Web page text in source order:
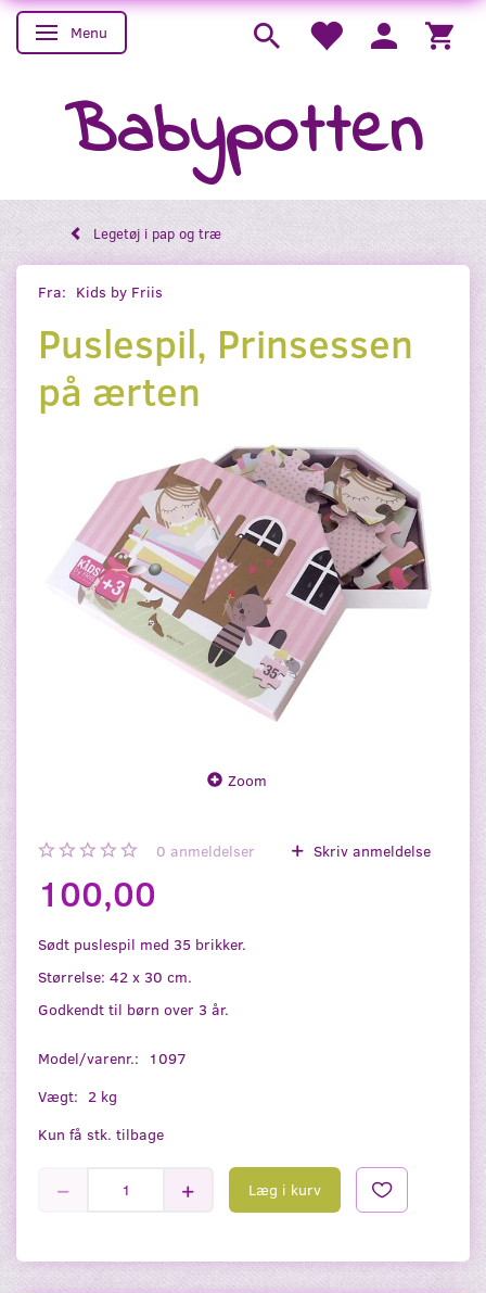
Skifte navigation
Menu
Babypotten
Legetøj i pap og træ
Fra: Kids by Friis
Puslespil, Prinsessen
på ærten
Zoom
0 anmeldelser Skriv anmeldelse
100,00
Sødt puslespil med 35 brikker.
Størrelse: 42 x 30 cm.
Godkendt til børn over 3 år.
Model/varenr.:
1097
Vægt: 2 kg
Kun få stk. tilbage
Læg i kurv